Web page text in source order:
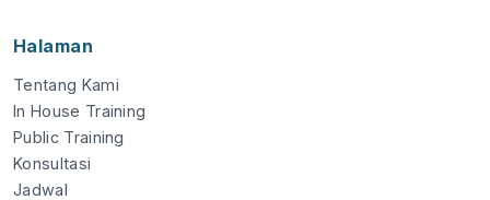
Halaman
Tentang Kami
In House Training
Public Training
Konsultasi
Jadwal